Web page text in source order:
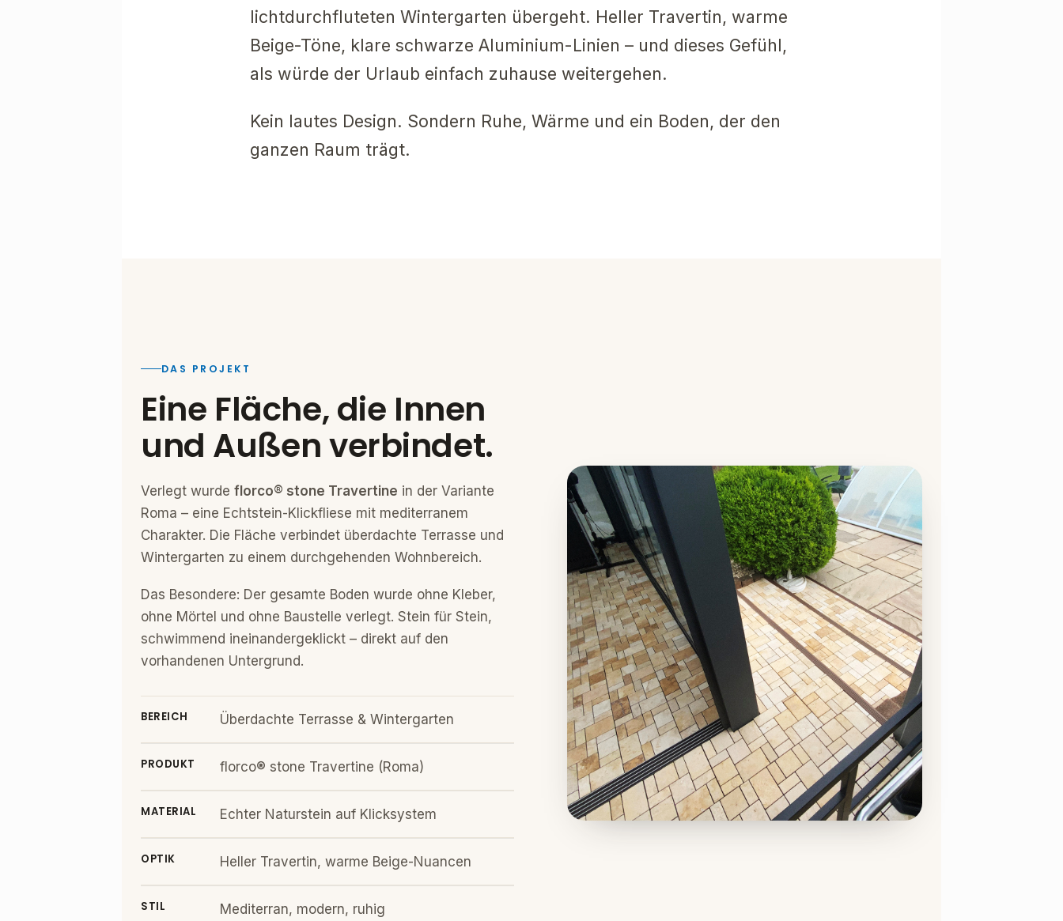
lichtdurchfluteten Wintergarten übergeht. Heller Travertin, warme
Beige-Töne, klare schwarze Aluminium-Linien – und dieses Gefühl,
als würde der Urlaub einfach zuhause weitergehen.
Kein lautes Design. Sondern Ruhe, Wärme und ein Boden, der den
ganzen Raum trägt.
DAS PROJEKT
Eine Fläche, die Innen
und Außen verbindet.
Verlegt wurde florco® stone Travertine in der Variante
Roma – eine Echtstein-Klickfliese mit mediterranem
Charakter. Die Fläche verbindet überdachte Terrasse und
Wintergarten zu einem durchgehenden Wohnbereich.
Das Besondere: Der gesamte Boden wurde ohne Kleber,
ohne Mörtel und ohne Baustelle verlegt. Stein für Stein,
schwimmend ineinandergeklickt – direkt auf den
vorhandenen Untergrund.
BEREICH Überdachte Terrasse & Wintergarten
PRODUKT florco® stone Travertine (Roma)
MATERIAL Echter Naturstein auf Klicksystem
OPTIK Heller Travertin, warme Beige-Nuancen
STIL Mediterran, modern, ruhig